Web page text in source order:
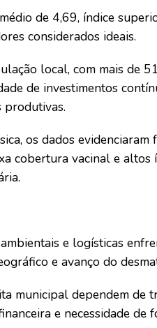
de 4,69, índice
considerados ideais.
local, com mais de
de investimentos
produtivas.
os dados evidenciaram
cobertura vacinal e altos
e logísticas
e avanço do
municipal dependem de
e necessidade de